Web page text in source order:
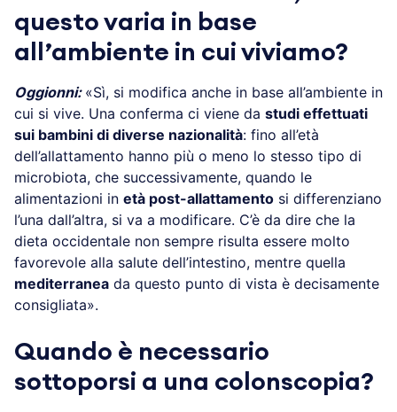
questo varia in base
all’ambiente in cui viviamo?
Oggionni: «Sì, si modifica anche in base all’ambiente in
cui si vive. Una conferma ci viene da studi effettuati
sui bambini di diverse nazionalità: fino all’età
dell’allattamento hanno più o meno lo stesso tipo di
microbiota, che successivamente, quando le
alimentazioni in età post-allattamento si differenziano
l’una dall’altra, si va a modificare. C’è da dire che la
dieta occidentale non sempre risulta essere molto
favorevole alla salute dell’intestino, mentre quella
mediterranea da questo punto di vista è decisamente
consigliata».
Quando è necessario
sottoporsi a una colonscopia?